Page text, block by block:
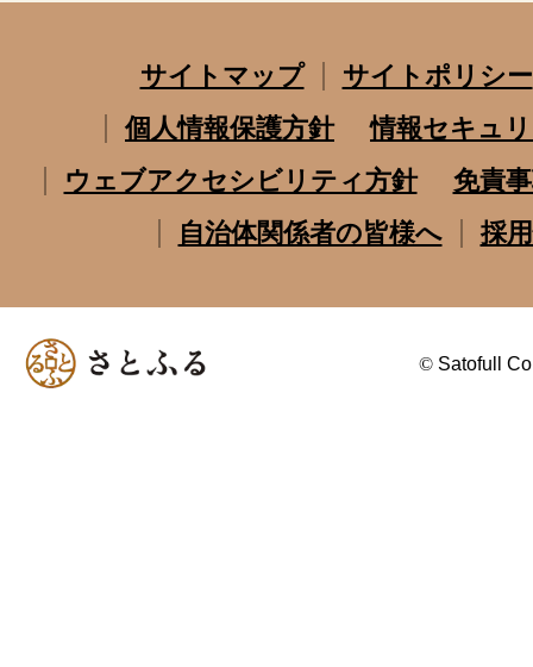
サイトマップ
サイトポリシー
個人情報保護方針
情報セキュ
ウェブアクセシビリティ方針
免責
自治体関係者の皆様へ
採
© Satofull